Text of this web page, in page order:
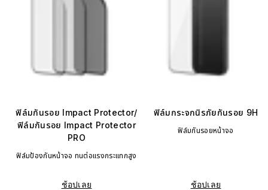
ฟิล์มกันรอย Impact Protector/
ฟิล์มกันรอย Impact Protector
PRO
ฟิล์มป้องกันหน้าจอ ทนต่อแรงกระแทกสูง
ช้อปเลย
ฟิล์มกระจกนิรภัยกันรอย 9H
ฟิล์มกันรอยหน้าจอ
ช้อปเลย